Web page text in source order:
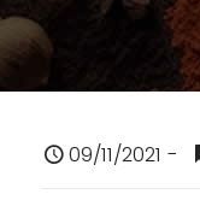
09/11/2021 -